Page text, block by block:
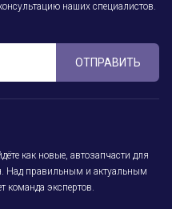
наших специалистов.
ОТПРАВИТЬ
как новые, автозапчасти для
Над правильным и актуальным
команда экспертов.